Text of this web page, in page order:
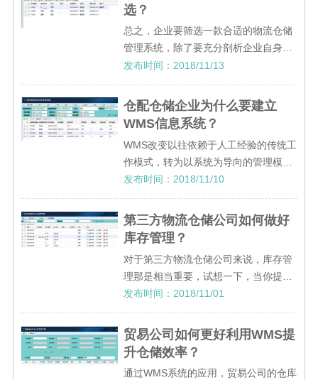
选？
总之，企业要筛选一款合适的物流仓储
管理系统，除了要充分剖析企业自身，
掌握企业的特点、明确企业的信息化目
完全了解系统供应商的产品特点，才能
从中挑选出令人满意的产品。
发布时间：2018/11/13
仓配仓储企业为什么要建立
WMS信息系统？
WMS改变以往依赖于人工经验的传统工
作模式，转为以系统为导向的管理模
式，系统记录货品信息，帮助仓配仓储
企业第一时间采集数据，实现精准的管
理，加上全自动的智能导向，对库存的
控制也都有了更好的帮助。
发布时间：2018/11/10
第三方物流仓储公司如何做好
库存管理？
对于第三方物流仓储公司来说，库存管
理那是相当重要，试想一下，当你提醒
你的客户库存即将出现短缺或超过平时
存储量的时候，客户对于你未来的合作
是不是就更稳妥了？那么如何进行库存
管理呢？
发布时间：2018/11/01
贸易公司如何更好利用WMS提
升仓储效率？
通过WMS系统的应用，贸易公司的仓库